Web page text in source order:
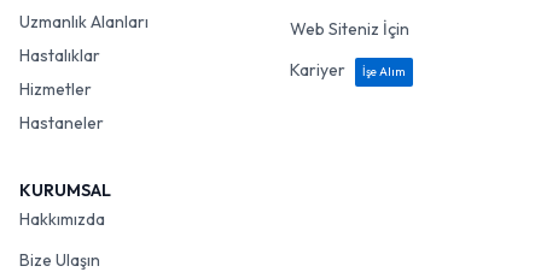
Uzmanlık Alanları
Hastalıklar
Hizmetler
Hastaneler
Web Siteniz İçin
Kariyer
İşe Alım
KURUMSAL
Hakkımızda
Bize Ulaşın